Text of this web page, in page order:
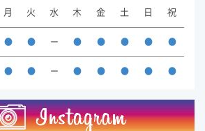
月 火 水 木 金 土 日 祝
● ● ー ● ● ● ● ●
● ● ー ● ● ● ● ●